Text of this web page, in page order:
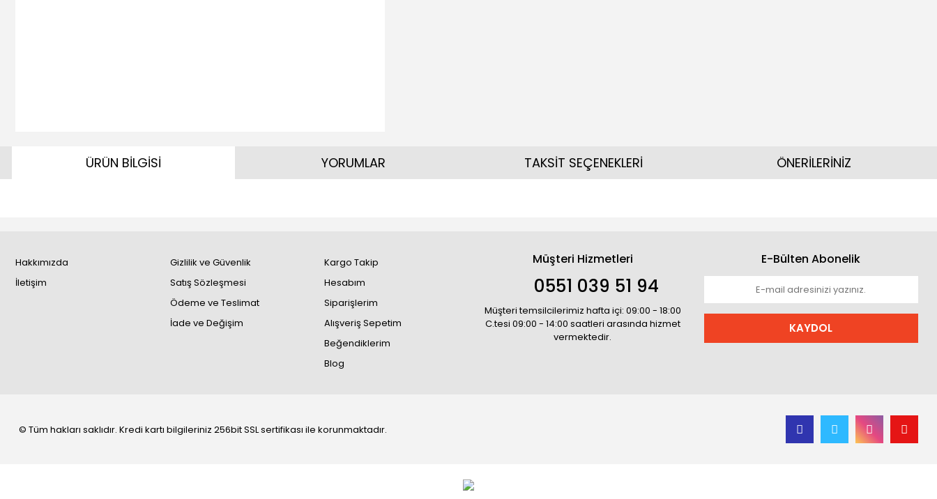
ÜRÜN BİLGİSİ YORUMLAR TAKSİT SEÇENEKLERİ ÖNERİLERİNİZ
Hakkımızda
İletişim
Gizlilik ve Güvenlik
Satış Sözleşmesi
Ödeme ve Teslimat
İade ve Değişim
Kargo Takip
Hesabım
Siparişlerim
Alışveriş Sepetim
Beğendiklerim
Blog
Müşteri Hizmetleri
0551 039 51 94
Müşteri temsilcilerimiz hafta içi: 09:00 - 18:00
C.tesi 09:00 - 14:00 saatleri arasında hizmet
vermektedir.
E-Bülten Abonelik
KAYDOL
© Tüm hakları saklıdır. Kredi kartı bilgileriniz 256bit SSL sertifikası ile korunmaktadır.